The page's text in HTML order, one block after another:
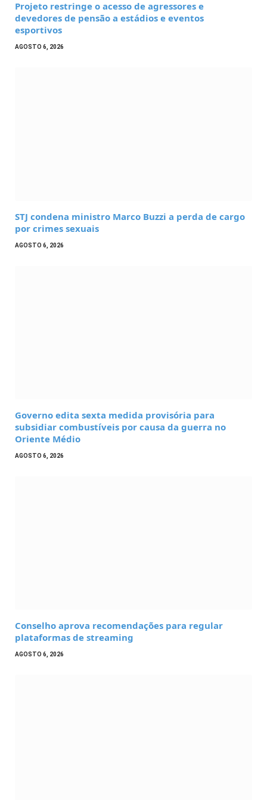
Projeto restringe o acesso de agressores e
devedores de pensão a estádios e eventos
esportivos
AGOSTO 6, 2026
STJ condena ministro Marco Buzzi a perda de cargo
por crimes sexuais
AGOSTO 6, 2026
Governo edita sexta medida provisória para
subsidiar combustíveis por causa da guerra no
Oriente Médio
AGOSTO 6, 2026
Conselho aprova recomendações para regular
plataformas de streaming
AGOSTO 6, 2026